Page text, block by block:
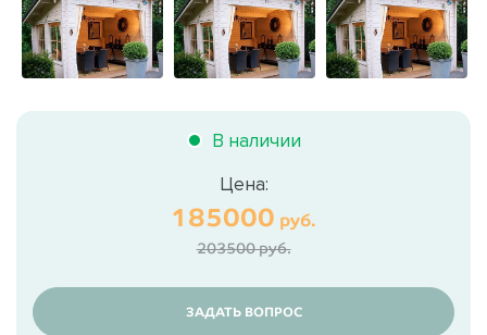
В наличии
Цена:
185000 руб.
203500 руб.
ЗАДАТЬ ВОПРОС